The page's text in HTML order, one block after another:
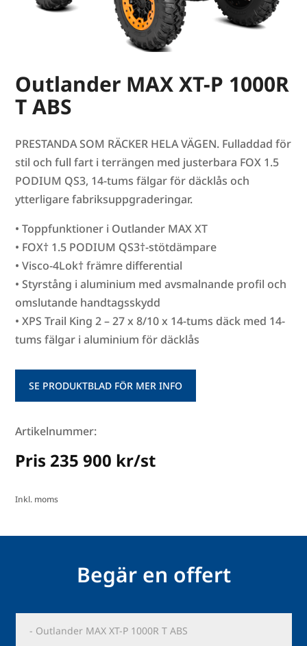
Outlander MAX XT-P 1000R
T ABS
PRESTANDA SOM RÄCKER HELA VÄGEN. Fulladdad för
stil och full fart i terrängen med justerbara FOX 1.5
PODIUM QS3, 14-tums fälgar för däcklås och
ytterligare fabriksuppgraderingar.
• Toppfunktioner i Outlander MAX XT
• FOX† 1.5 PODIUM QS3†-stötdämpare
• Visco-4Lok† främre differential
• Styrstång i aluminium med avsmalnande profil och
omslutande handtagsskydd
• XPS Trail King 2 – 27 x 8/10 x 14-tums däck med 14-
tums fälgar i aluminium för däcklås
SE PRODUKTBLAD FÖR MER INFO
Artikelnummer:
Pris 235 900 kr/st
Inkl. moms
Begär en offert